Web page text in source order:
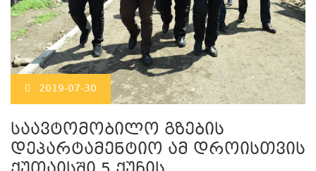
2019-07-30
საავტომობილო გზების
დეპარტამენტიო ამ დროისთვის